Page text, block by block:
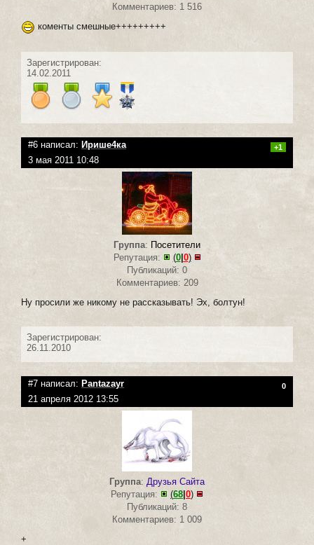
Комментариев: 1 516
коменты смешные+++++++++
Зарегистрирован:
14.02.2011
#6 написал: Ирише4ка +1
3 мая 2011 10:48
Группа: Посетители
Репутация:
(0| 0)
Публикаций: 0
Комментариев: 209
Ну просили же никому не рассказывать! Эх, болтун!
Зарегистрирован:
26.11.2010
#7 написал: Pantazayr 0
21 апреля 2012 13:55
Группа: Друзья Сайта
Репутация:
(68|0)
Публикаций: 8
Комментариев: 1 009
+